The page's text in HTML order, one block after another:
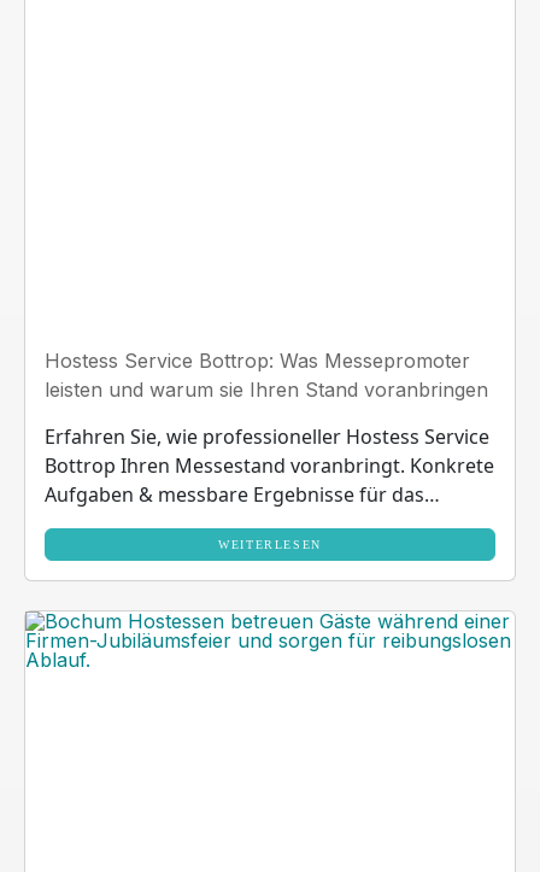
Hostess Service Bottrop: Was Messepromoter
leisten und warum sie Ihren Stand voranbringen
Erfahren Sie, wie professioneller Hostess Service
Bottrop Ihren Messestand voranbringt. Konkrete
Aufgaben & messbare Ergebnisse für das
Ruhrgebiet.
WEITERLESEN